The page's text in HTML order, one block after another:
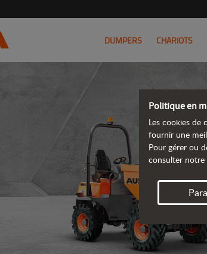
DUMPERS CHARIOTS
Politique en
Les cookies de
fournir une
Pour gérer ou
consulter notre